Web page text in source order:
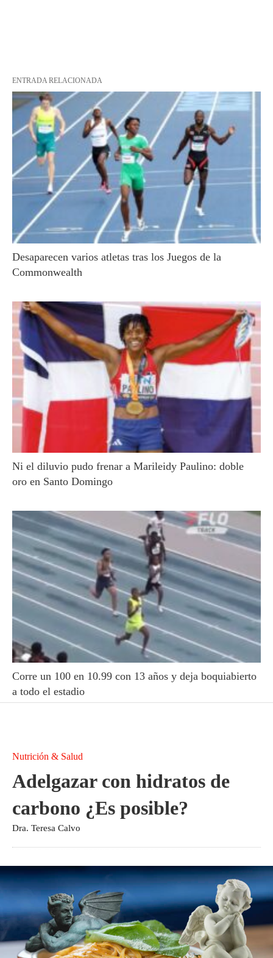
ENTRADA RELACIONADA
Desaparecen varios atletas tras los Juegos de la
Commonwealth
Ni el diluvio pudo frenar a Marileidy Paulino: doble
oro en Santo Domingo
Corre un 100 en 10.99 con 13 años y deja boquiabierto
a todo el estadio